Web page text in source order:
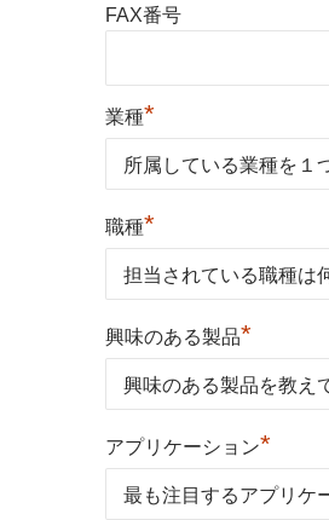
FAX番号
業種*
職種*
興味のある製品*
アプリケーション*